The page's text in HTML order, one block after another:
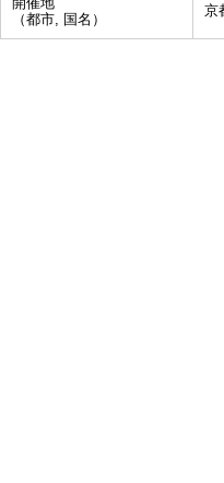
（都市, 国名）
京